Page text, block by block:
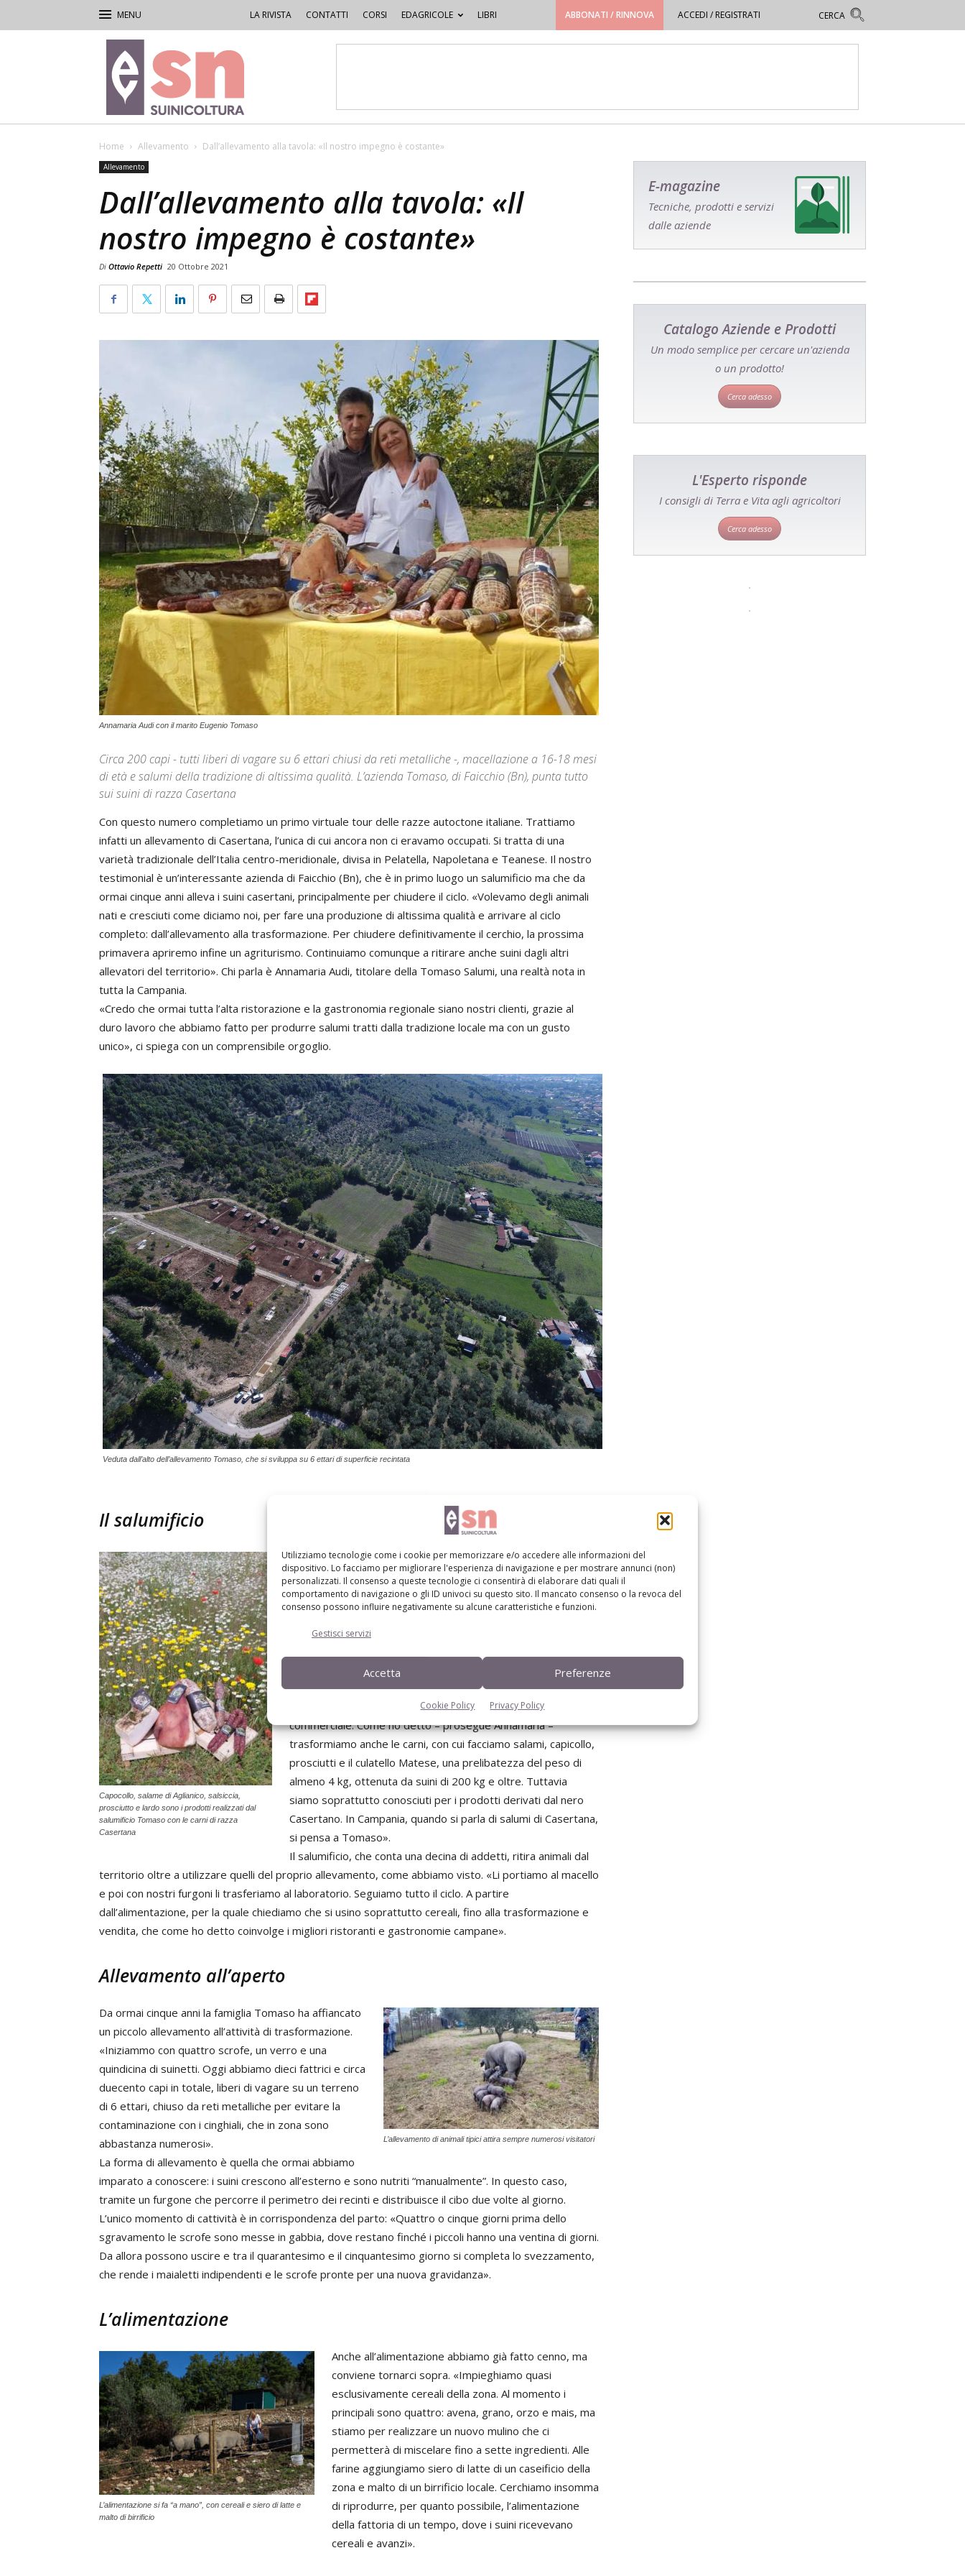
Utilizziamo tecnologie come i cookie per memorizzare e/o accedere alle informazioni del
dispositivo. Lo facciamo per migliorare l'esperienza di navigazione e per mostrare annunci (non)
personalizzati. Il consenso a queste tecnologie ci consentirà di elaborare dati quali il
comportamento di navigazione o gli ID univoci su questo sito. Il mancato consenso o la revoca del
consenso possono influire negativamente su alcune caratteristiche e funzioni.
Gestisci servizi
Accetta Preferenze
Cookie Policy Privacy Policy
LA RIVISTA CONTATTI CORSI EDAGRICOLE LIBRI ABBONATI / RINNOVA ACCEDI / REGISTRATI
Rivista
di
Suinicoltura
Home Allevamento Dall’allevamento alla tavola: «Il nostro impegno è costante»
Allevamento
Dall’allevamento alla tavola: «Il
nostro impegno è costante»
Di Ottavio Repetti 20 Ottobre 2021
Annamaria Audi con il marito Eugenio Tomaso
Circa 200 capi - tutti liberi di vagare su 6 ettari chiusi da reti metalliche -, macellazione a 16-18 mesi
di età e salumi della tradizione di altissima qualità. L’azienda Tomaso, di Faicchio (Bn), punta tutto
sui suini di razza Casertana
Con questo numero completiamo un primo virtuale tour delle razze autoctone italiane. Trattiamo
infatti un allevamento di Casertana, l’unica di cui ancora non ci eravamo occupati. Si tratta di una
varietà tradizionale dell’Italia centro-meridionale, divisa in Pelatella, Napoletana e Teanese. Il nostro
testimonial è un’interessante azienda di Faicchio (Bn), che è in primo luogo un salumificio ma che da
ormai cinque anni alleva i suini casertani, principalmente per chiudere il ciclo. «Volevamo degli animali
nati e cresciuti come diciamo noi, per fare una produzione di altissima qualità e arrivare al ciclo
completo: dall’allevamento alla trasformazione. Per chiudere definitivamente il cerchio, la prossima
primavera apriremo infine un agriturismo. Continuiamo comunque a ritirare anche suini dagli altri
allevatori del territorio». Chi parla è Annamaria Audi, titolare della Tomaso Salumi, una realtà nota in
tutta la Campania.
«Credo che ormai tutta l’alta ristorazione e la gastronomia regionale siano nostri clienti, grazie al
duro lavoro che abbiamo fatto per produrre salumi tratti dalla tradizione locale ma con un gusto
unico», ci spiega con un comprensibile orgoglio.
Veduta dall’alto dell’allevamento Tomaso, che si sviluppa su 6 ettari di superficie recintata
Il salumificio
Capocollo, salame di Aglianico, salsiccia,
prosciutto e lardo sono i prodotti realizzati dal
salumificio Tomaso con le carni di razza
Casertana
La storia del salumificio Tomaso risale al lontano 1962, quando
Eugenio Tomaso apre l’attività di trasformazione di suini. Oggi
è il nipote, Eugenio anch’esso, di nome, a portarla avanti,
assieme alla moglie Annamaria e alla madre Aurelia. «In
passato facevamo trasformazione del classico suino bianco,
lavorare le carni di suino nero casertano, che ai tempi era
praticamente estinto. Con il tempo e la pazienza il settore è
cresciuto, tanto che oggi è il nostro principale ambito
commerciale. Come ho detto – prosegue Annamaria –
trasformiamo anche le carni, con cui facciamo salami, capicollo,
prosciutti e il culatello Matese, una prelibatezza del peso di
almeno 4 kg, ottenuta da suini di 200 kg e oltre. Tuttavia
siamo soprattutto conosciuti per i prodotti derivati dal nero
Casertano. In Campania, quando si parla di salumi di Casertana,
si pensa a Tomaso».
Il salumificio, che conta una decina di addetti, ritira animali dal
territorio oltre a utilizzare quelli del proprio allevamento, come abbiamo visto. «Li portiamo al macello
e poi con nostri furgoni li trasferiamo al laboratorio. Seguiamo tutto il ciclo. A partire
dall’alimentazione, per la quale chiediamo che si usino soprattutto cereali, fino alla trasformazione e
vendita, che come ho detto coinvolge i migliori ristoranti e gastronomie campane».
Allevamento all’aperto
L’allevamento di animali tipici attira sempre numerosi visitatori
Da ormai cinque anni la famiglia Tomaso ha affiancato
un piccolo allevamento all’attività di trasformazione.
«Iniziammo con quattro scrofe, un verro e una
quindicina di suinetti. Oggi abbiamo dieci fattrici e circa
duecento capi in totale, liberi di vagare su un terreno
di 6 ettari, chiuso da reti metalliche per evitare la
contaminazione con i cinghiali, che in zona sono
abbastanza numerosi».
La forma di allevamento è quella che ormai abbiamo
imparato a conoscere: i suini crescono all’esterno e sono nutriti “manualmente”. In questo caso,
tramite un furgone che percorre il perimetro dei recinti e distribuisce il cibo due volte al giorno.
L’unico momento di cattività è in corrispondenza del parto: «Quattro o cinque giorni prima dello
sgravamento le scrofe sono messe in gabbia, dove restano finché i piccoli hanno una ventina di giorni.
Da allora possono uscire e tra il quarantesimo e il cinquantesimo giorno si completa lo svezzamento,
che rende i maialetti indipendenti e le scrofe pronte per una nuova gravidanza».
L’alimentazione
L’alimentazione si fa “a mano”, con cereali e siero di latte e
malto di birrificio
Anche all’alimentazione abbiamo già fatto cenno, ma
conviene tornarci sopra. «Impieghiamo quasi
esclusivamente cereali della zona. Al momento i
principali sono quattro: avena, grano, orzo e mais, ma
stiamo per realizzare un nuovo mulino che ci
permetterà di miscelare fino a sette ingredienti. Alle
farine aggiungiamo siero di latte di un caseificio della
zona e malto di un birrificio locale. Cerchiamo insomma
di riprodurre, per quanto possibile, l’alimentazione
della fattoria di un tempo, dove i suini ricevevano
cereali e avanzi».
E-magazine
Tecniche, prodotti e servizi
dalle aziende
Catalogo Aziende e Prodotti
Un modo semplice per cercare un'azienda
o un prodotto!
Cerca adesso
L'Esperto risponde
I consigli di Terra e Vita agli agricoltori
Cerca adesso